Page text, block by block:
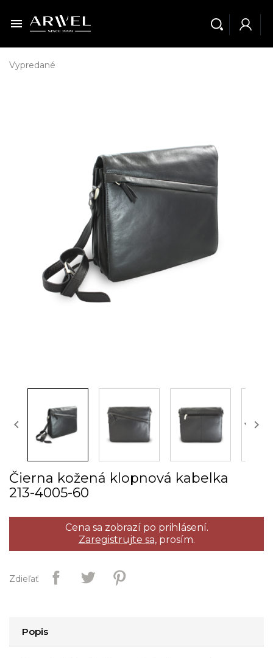

Vypredané
 
Čierna kožená klopnová kabelka
213­-4005­-60
Cena sa zobrazí po prihlásení.
Zaregistrujte sa,prosím.
Zdieľať
Popis